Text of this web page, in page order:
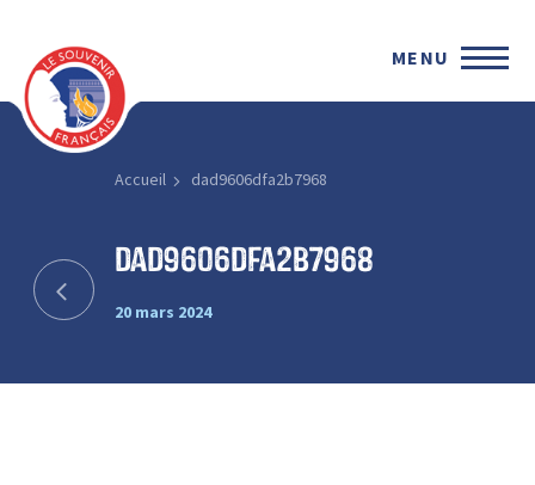
MENU
Accueil dad9606dfa2b7968
dad9606dfa2b7968
20 mars 2024